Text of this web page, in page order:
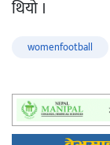
थियो ।
womenfootball